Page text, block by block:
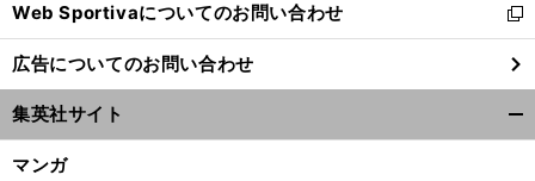
く
Web Sportivaについてのお問い合わせ
新
し
い
ウ
ィ
ン
広告についてのお問い合わせ
集英社サイト
マンガ